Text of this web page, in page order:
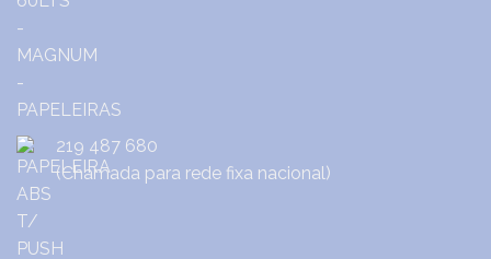
219 487 680
(Chamada para rede fixa nacional)